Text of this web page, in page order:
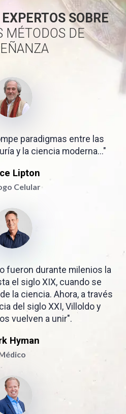
SOBRE
MÉTODOS DE
paradigmas entre las
y la ciencia moderna..."
Lipton
Celular
fueron durante milenios la
el siglo XIX, cuando se
la ciencia. Ahora, a través
del siglo XXI, Villoldo y
vuelven a unir".
Hyman